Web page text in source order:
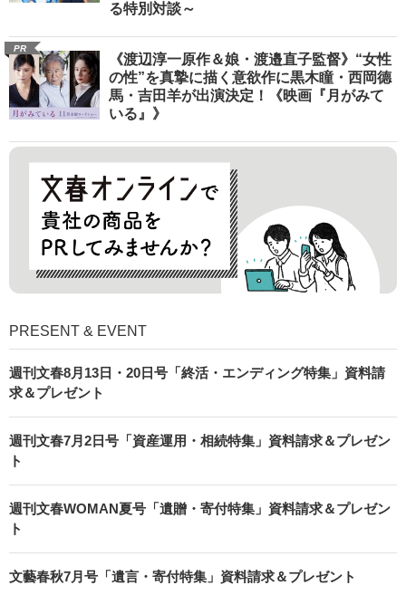
る特別対談～
PR
《渡辺淳一原作＆娘・渡邉直子監督》“女性
の性”を真摯に描く意欲作に黒木瞳・西岡德
馬・吉田羊が出演決定！《映画『月がみて
いる』》
PRESENT & EVENT
週刊文春8月13日・20日号「終活・エンディング特集」資料請
求＆プレゼント
週刊文春7月2日号「資産運用・相続特集」資料請求＆プレゼン
ト
週刊文春WOMAN夏号「遺贈・寄付特集」資料請求＆プレゼン
ト
文藝春秋7月号「遺言・寄付特集」資料請求＆プレゼント